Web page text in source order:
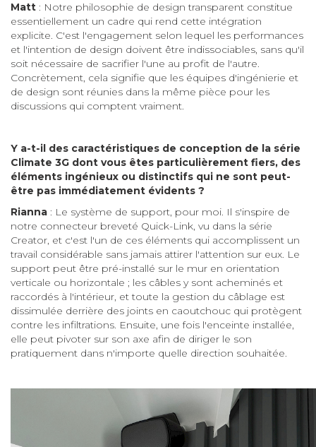
Matt : Notre philosophie de design transparent constitue
essentiellement un cadre qui rend cette intégration
explicite. C'est l'engagement selon lequel les performances
et l'intention de design doivent être indissociables, sans qu'il
soit nécessaire de sacrifier l'une au profit de l'autre.
Concrètement, cela signifie que les équipes d'ingénierie et
de design sont réunies dans la même pièce pour les
discussions qui comptent vraiment.
Y a-t-il des caractéristiques de conception de la série
Climate 3G dont vous êtes particulièrement fiers, des
éléments ingénieux ou distinctifs qui ne sont peut-
être pas immédiatement évidents ?
Rianna : Le système de support, pour moi. Il s'inspire de
notre connecteur breveté Quick-Link, vu dans la série
Creator, et c'est l'un de ces éléments qui accomplissent un
travail considérable sans jamais attirer l'attention sur eux. Le
support peut être pré-installé sur le mur en orientation
verticale ou horizontale ; les câbles y sont acheminés et
raccordés à l'intérieur, et toute la gestion du câblage est
dissimulée derrière des joints en caoutchouc qui protègent
contre les infiltrations. Ensuite, une fois l'enceinte installée,
elle peut pivoter sur son axe afin de diriger le son
pratiquement dans n'importe quelle direction souhaitée.